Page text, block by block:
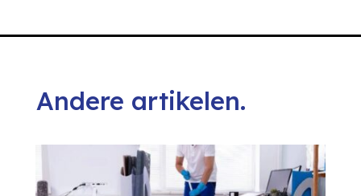
Andere artikelen.